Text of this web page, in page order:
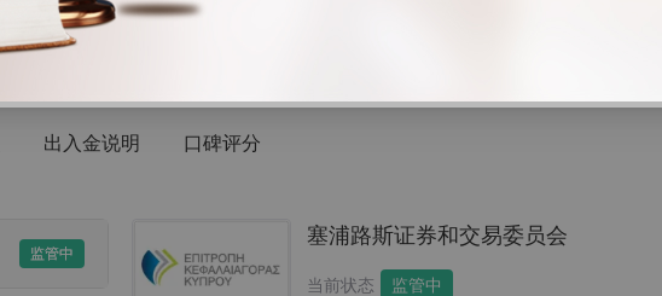
出入金说明 口碑评分
监管中
塞浦路斯证券和交易委员会
当前状态 监管中